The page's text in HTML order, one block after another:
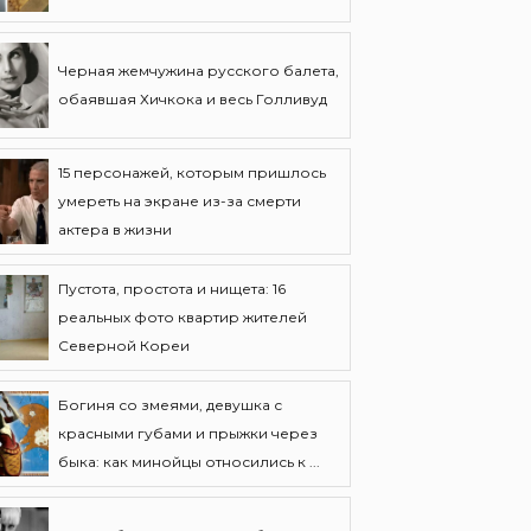
Черная жемчужина русского балета,
обаявшая Хичкока и весь Голливуд
15 персонажей, которым пришлось
умереть на экране из-за смерти
актера в жизни
Пустота, простота и нищета: 16
реальных фото квартир жителей
Северной Кореи
Богиня со змеями, девушка с
красными губами и прыжки через
быка: как минойцы относились к ...